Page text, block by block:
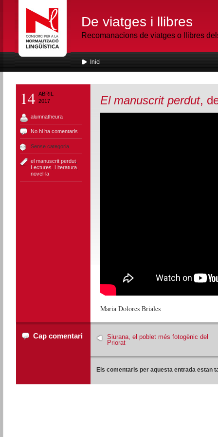
De viatges i llibres
Recomanacions de viatges o llibres
Inici
14 ABRIL
2017
alumnatheura
No hi ha comentaris
Sense categoria
el manuscrit perdut,
Lectures
Literatura,
novel·la
El manuscrit perdut,
Maria Dolores Briales
Cap comentari
Siurana, el poblet més fotogènic del
Priorat
Els comentaris per aquesta entrada estan